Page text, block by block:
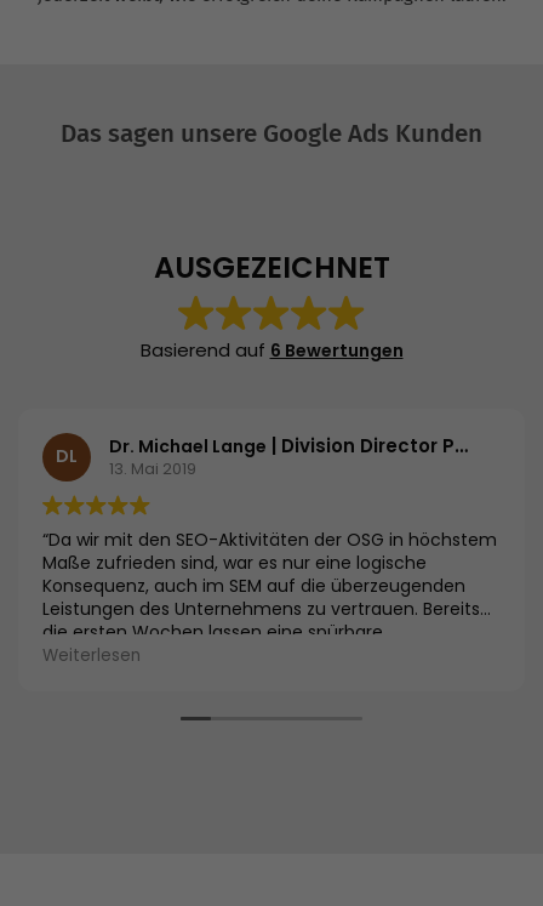
Das sagen unsere Google Ads Kunden
AUSGEZEICHNET
Basierend auf 6 Bewertungen
DL Dr. Michael Lange | Division Director Primary Care | Essex Pharma GmbH
13. Mai 2019
“Da wir mit den SEO-Aktivitäten der OSG in höchstem
Maße zufrieden sind, war es nur eine logische
Konsequenz, auch im SEM auf die überzeugenden
Leistungen des Unternehmens zu vertrauen. Bereits
die ersten Wochen lassen eine spürbare
Verbesserung der Besuchszahlen und der reduzierten
Weiterlesen